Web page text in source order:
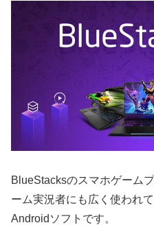
BlueStacksのスマホゲーム
ーム実況者にも広く使われ
Androidソフトです。